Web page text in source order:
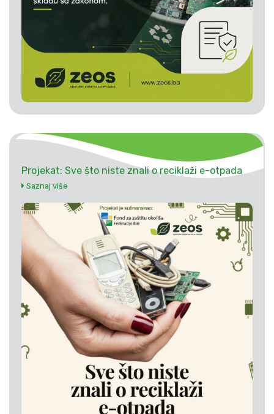
Projekat: Sve što niste znali o reciklaži e-otpada
Saznaj više